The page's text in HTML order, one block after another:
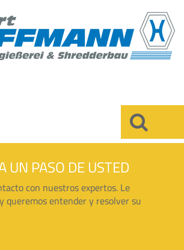
UN PASO DE USTED
con nuestros expertos. Le
queremos entender y resolver su